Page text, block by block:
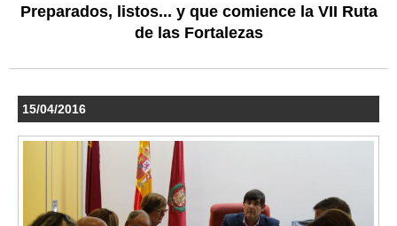
Preparados, listos... y que comience la VII Ruta
de las Fortalezas
15/04/2016